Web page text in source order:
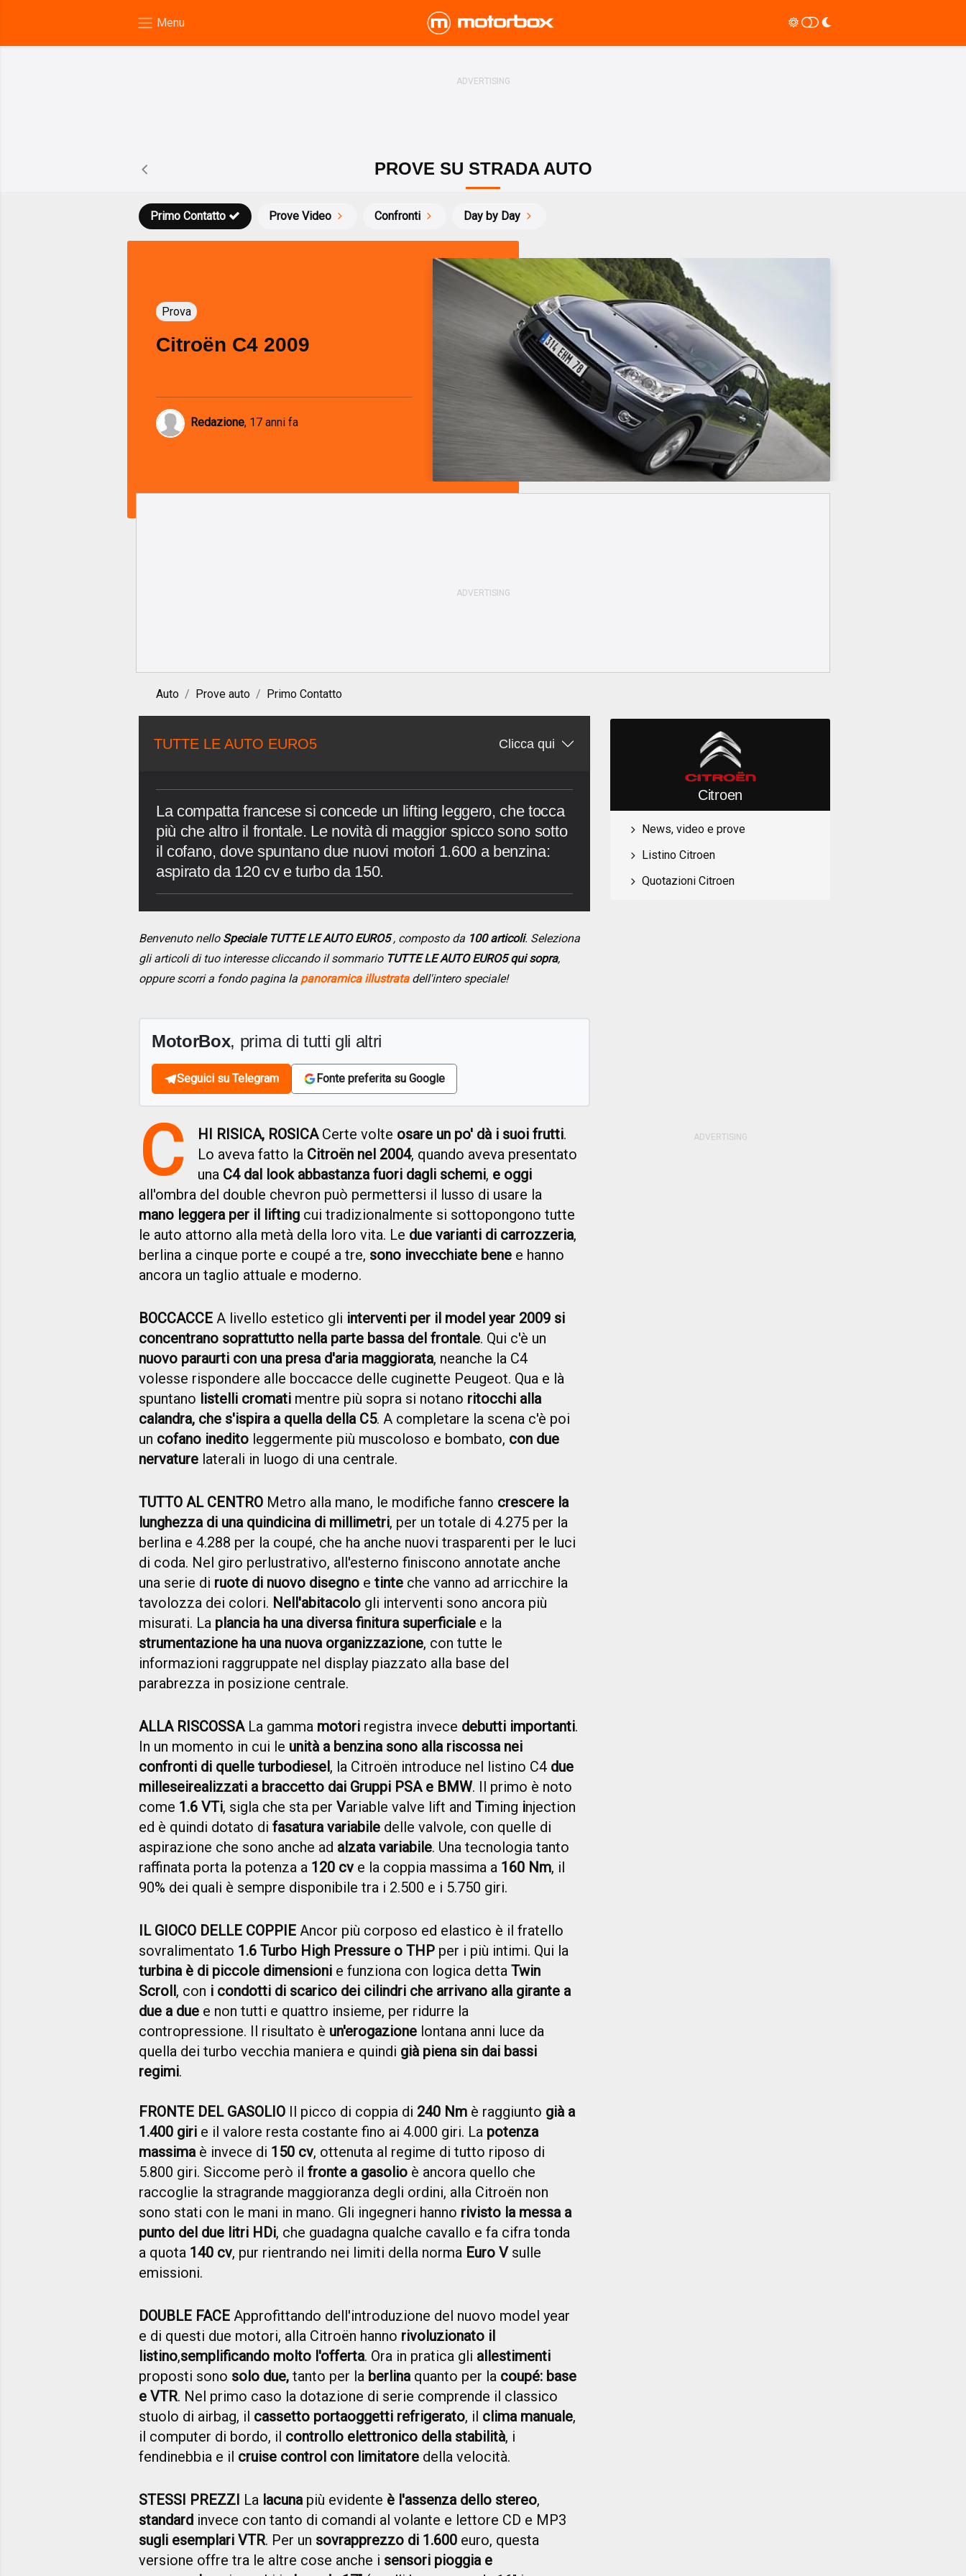
PROVE SU STRADA AUTO
Prove Video Confronti
Primo Contatto Day by Day
Prova
Citroën C4 2009
Redazione, 17 anni fa
Auto Prove auto Primo Contatto
TUTTE LE AUTO EURO5 Clicca qui
La compatta francese si concede un lifting leggero, che tocca
più che altro il frontale. Le novità di maggior spicco sono sotto
il cofano, dove spuntano due nuovi motori 1.600 a benzina:
aspirato da 120 cv e turbo da 150.
Benvenuto nello Speciale TUTTE LE AUTO EURO5, composto da 100 articoli. Seleziona
gli articoli di tuo interesse cliccando il sommario TUTTE LE AUTO EURO5 qui sopra,
oppure scorri a fondo pagina la panoramica illustratadell'intero speciale!
MotorBox, prima di tutti gli altri
Seguici su Telegram Fonte preferita su Google
C HI RISICA, ROSICACerte volte osare un po' dà i suoi frutti.
Lo aveva fatto la Citroën nel 2004, quando aveva presentato
una C4 dal look abbastanza fuori dagli schemi, e oggi
all'ombra del double chevron può permettersi il lusso di usare la
mano leggera per il lifting cui tradizionalmente si sottopongono tutte
le auto attorno alla metà della loro vita. Le due varianti di carrozzeria,
berlina a cinque porte e coupé a tre, sono invecchiate bene e hanno
ancora un taglio attuale e moderno.
BOCCACCE A livello estetico gli interventi per il model year 2009 si
concentrano soprattutto nella parte bassa del frontale. Qui c'è un
nuovo paraurti con una presa d'aria maggiorata, neanche la C4
volesse rispondere alle boccacce delle cuginette Peugeot. Qua e là
spuntano listelli cromati mentre più sopra si notano ritocchi alla
calandra, che s'ispira a quella della C5. A completare la scena c'è poi
un cofano inedito leggermente più muscoloso e bombato, con due
nervature laterali in luogo di una centrale.
TUTTO AL CENTRO Metro alla mano, le modifiche fanno crescere la
lunghezza di una quindicina di millimetri, per un totale di 4.275 per la
berlina e 4.288 per la coupé, che ha anche nuovi trasparenti per le luci
di coda. Nel giro perlustrativo, all'esterno finiscono annotate anche
una serie di ruote di nuovo disegno e tinte che vanno ad arricchire la
tavolozza dei colori. Nell'abitacolo gli interventi sono ancora più
misurati. La plancia ha una diversa finitura superficiale e la
strumentazione ha una nuova organizzazione, con tutte le
informazioni raggruppate nel display piazzato alla base del
parabrezza in posizione centrale.
ALLA RISCOSSALa gamma motori registra invece debutti importanti.
In un momento in cui le unità a benzina sono alla riscossa nei
confronti di quelle turbodiesel, la Citroën introduce nel listino C4 due
milleseirealizzati a braccetto dai Gruppi PSA e BMW. Il primo è noto
come 1.6 VTi, sigla che sta per Variable valve lift and Timing injection
ed è quindi dotato di fasatura variabile delle valvole, con quelle di
aspirazione che sono anche ad alzata variabile. Una tecnologia tanto
raffinata porta la potenza a 120 cve la coppia massima a 160 Nm, il
90% dei quali è sempre disponibile tra i 2.500 e i 5.750 giri.
IL GIOCO DELLE COPPIE Ancor più corposo ed elastico è il fratello
sovralimentato 1.6 Turbo High Pressure o THP per i più intimi. Qui la
turbina è di piccole dimensioni e funziona con logica detta Twin
Scroll, con i condotti di scarico dei cilindri che arrivano alla girante a
due a due e non tutti e quattro insieme, per ridurre la
contropressione. Il risultato è un'erogazione lontana anni luce da
quella dei turbo vecchia maniera e quindi già piena sin dai bassi
regimi.
FRONTE DEL GASOLIO Il picco di coppia di 240 Nm è raggiunto già a
1.400 giri e il valore resta costante fino ai 4.000 giri. La potenza
massimaè invece di 150 cv, ottenuta al regime di tutto riposo di
5.800 giri. Siccome però il fronte a gasolio è ancora quello che
raccoglie la stragrande maggioranza degli ordini, alla Citroën non
sono stati con le mani in mano. Gli ingegneri hanno rivisto la messa a
punto del due litri HDi, che guadagna qualche cavallo e fa cifra tonda
a quota 140 cv, pur rientrando nei limiti della norma Euro Vsulle
emissioni.
DOUBLE FACE Approfittando dell'introduzione del nuovo model year
e di questi due motori, alla Citroën hanno rivoluzionato il
listino,semplificando molto l'offerta. Ora in pratica gli allestimenti
proposti sono solo due, tanto per la berlinaquanto per la coupé: base
e VTR. Nel primo caso la dotazione di serie comprende il classico
stuolo di airbag, il cassetto portaoggetti refrigerato, il clima manuale,
il computer di bordo, il controllo elettronico della stabilità, i
fendinebbia e il cruise control con limitatore della velocità.
STESSI PREZZI La lacunapiù evidente è l'assenza dello stereo,
standard invece con tanto di comandi al volante e lettore CD e MP3
sugli esemplari VTR. Per un sovrapprezzo di 1.600 euro, questa
versione offre tra le altre cose anche i sensori pioggia e
Citroen
News, video e prove
Listino Citroen
Quotazioni Citroen